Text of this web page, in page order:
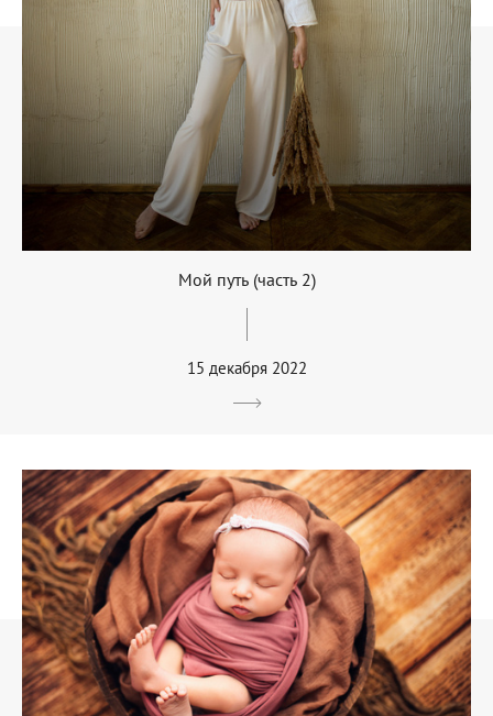
Мой путь (часть 2)
15 декабря 2022